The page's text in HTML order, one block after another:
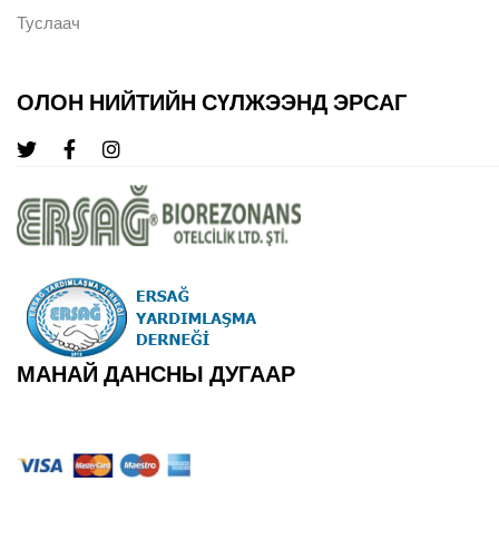
Туслаач
ОЛОН НИЙТИЙН СҮЛЖЭЭНД ЭРСАГ
МАНАЙ ДАНСНЫ ДУГААР